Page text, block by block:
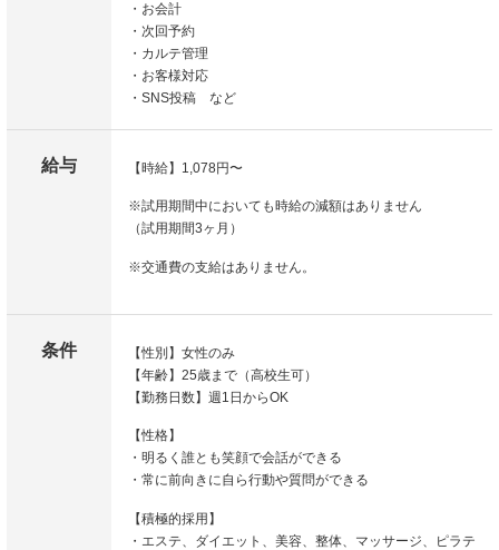
・お会計
・次回予約
・カルテ管理
・お客様対応
・SNS投稿 など
給与 【時給】1,078円〜
※試用期間中においても時給の減額はありません
（試用期間3ヶ月）
※交通費の支給はありません。
条件
【性別】女性のみ
【年齢】25歳まで（高校生可）
【勤務日数】週1日からOK
【性格】
・明るく誰とも笑顔で会話ができる
・常に前向きに自ら行動や質問ができる
【積極的採用】
・エステ、ダイエット、美容、整体、マッサージ、ピラテ